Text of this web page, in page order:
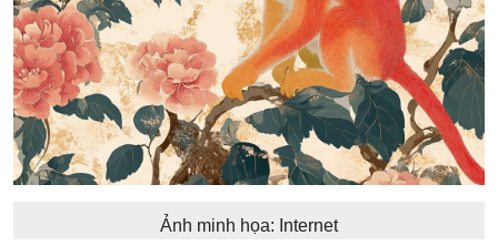
Ảnh minh họa: Internet